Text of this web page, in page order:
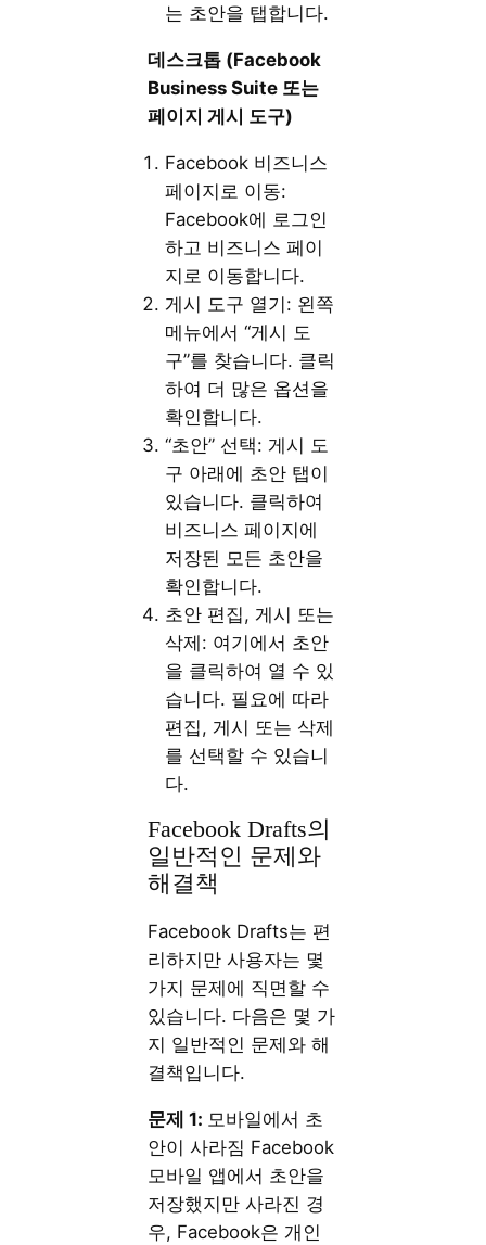
는 초안을 탭합니다.
데스크톱 (Facebook
Business Suite 또는
페이지게시 도구)
Facebook 비즈니스
페이지로 이동:
Facebook에 로그인
하고 비즈니스 페이
지로 이동합니다.
게시 도구 열기: 왼쪽
메뉴에서 “게시 도
구”를 찾습니다. 클릭
하여 더 많은 옵션을
확인합니다.
“초안” 선택: 게시 도
구 아래에 초안 탭이
있습니다. 클릭하여
비즈니스 페이지에
저장된 모든 초안을
확인합니다.
초안 편집, 게시 또는
삭제: 여기에서 초안
을 클릭하여 열 수 있
습니다. 필요에 따라
편집, 게시 또는 삭제
를 선택할 수 있습니
다.
Facebook Drafts의
일반적인 문제와
해결책
Facebook Drafts는 편
리하지만 사용자는 몇
가지 문제에 직면할 수
있습니다. 다음은 몇 가
지 일반적인 문제와 해
결책입니다.
문제 1: 모바일에서 초
안이 사라짐 Facebook
모바일 앱에서 초안을
저장했지만 사라진 경
우, Facebook은 개인